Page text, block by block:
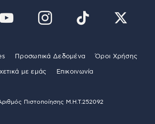
Προσωπικά Δεδομένα Όροι Χρήσης
με εμάς Επικοινωνία
Πιστοποίησης Μ.Η.Τ.252092